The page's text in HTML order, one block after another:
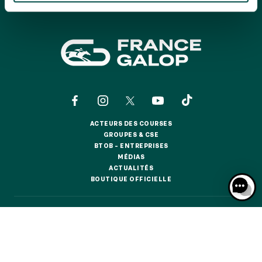
LA GARDEN PARTY - CYGAMES GRAND PRIX DE PARIS -
TOUS NOS ÉVÉNEMENTS
ABONNEMENTS ANNUELS
ACTEURS DES COURSES
ACTEURS DES COURSES
GROUPES & CSE
GROUPES & CSE
BTOB – ENTREPRISES
BTOB – ENTREPRISES
MÉDIAS
MÉDIAS
ACTUALITÉS
ACTUALITÉS
BOUTIQUE OFFICIELLE